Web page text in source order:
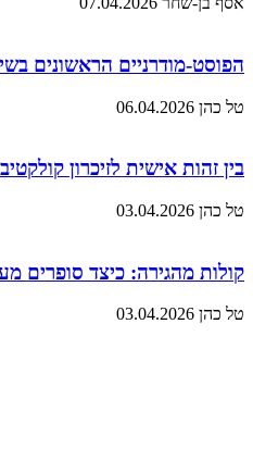
הפוסט-מודרניים הראשונים
טל כהן 06.04.2026
בין זהות אישית לזיכרון
טל כהן 03.04.2026
קולות מהגירה: כיצד סופרים
טל כהן 03.04.2026